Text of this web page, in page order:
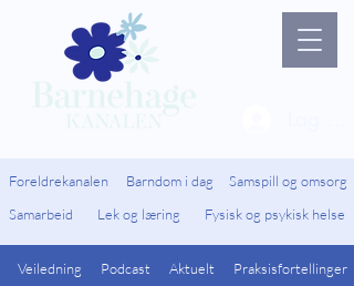
Foreldrekanalen Barndom i dag
Samspill og omsorg
Samarbeid
Lek og læring Fysisk og psykisk helse
Veiledning Podcast Aktuelt Praksisfortellinger